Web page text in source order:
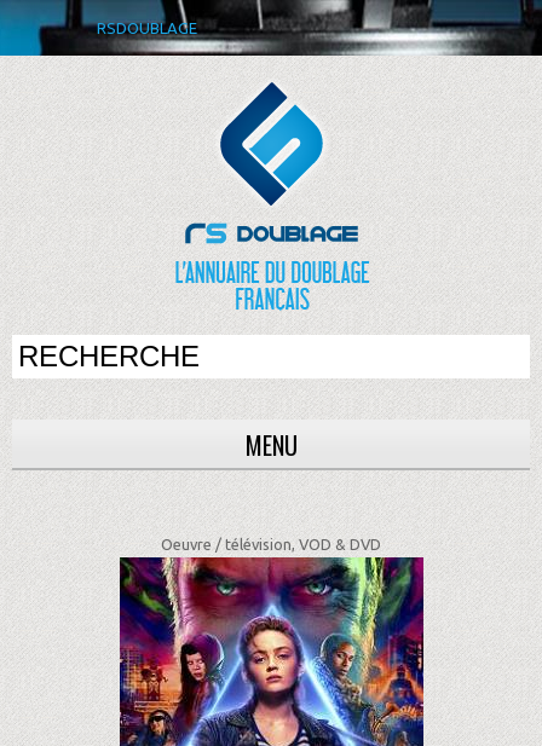
RSDOUBLAGE
MENU
Oeuvre / télévision, VOD & DVD